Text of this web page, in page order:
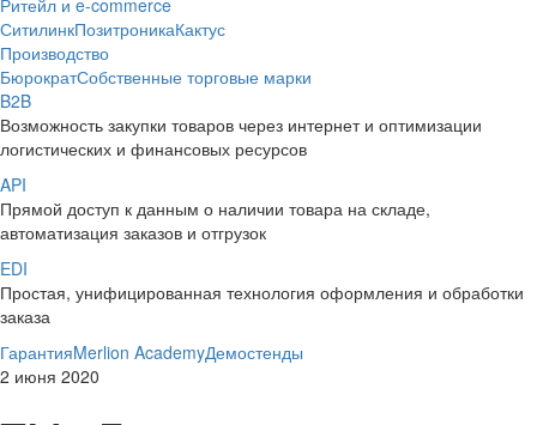
Ритейл и e-commerce
СитилинкПозитроникаКактус
Производство
БюрократСобственные торговые марки
B2B
Возможность закупки товаров через интернет и оптимизации
логистических и финансовых ресурсов
API
Прямой доступ к данным о наличии товара на складе,
автоматизация заказов и отгрузок
EDI
Простая, унифицированная технология оформления и обработки
заказа
ГарантияMerlion AcademyДемостенды
2 июня 2020